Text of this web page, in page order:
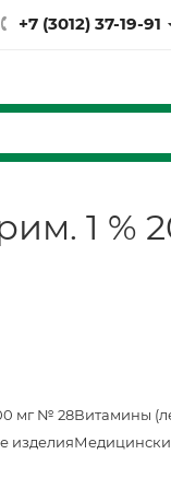
+7 (3012) 37-19-91
1 %
мг № 28Витамины
изделия